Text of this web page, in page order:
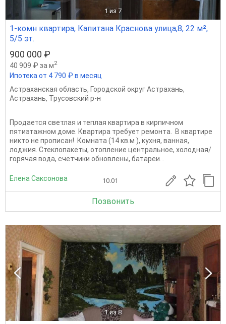
1 из 7
1-комн квартира, Капитана Краснова улица,8, 22 м²,
5/5 эт.
900 000 ₽
40 909 ₽ за м2
Ипотека от 4 790 ₽ в месяц
Астраханская область, Городской округ Астрахань,
Астрахань, Трусовский р-н
Продается светлая и теплая квартира в кирпичном
пятиэтажном доме. Квартира требует ремонта. В квартире
никто не прописан! Комната (14 кв.м ), кухня, ванная,
лоджия. Стеклопакеты, отопление центральное, холодная/
горячая вода, счетчики обновлены, батареи...
Елена Саксонова 10.01
Позвонить
1 из 8